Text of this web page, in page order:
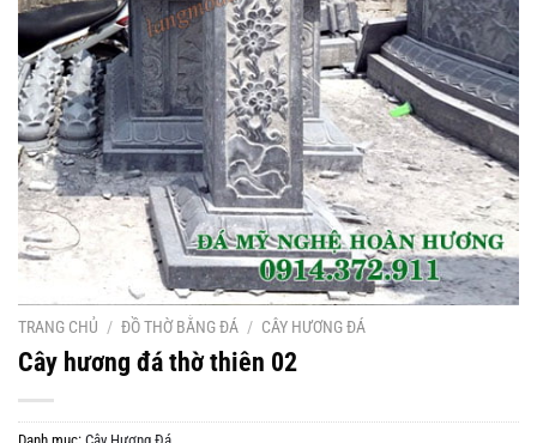
TRANG CHỦ / ĐỒ THỜ BẰNG ĐÁ / CÂY HƯƠNG ĐÁ
Cây hương đá thờ thiên 02